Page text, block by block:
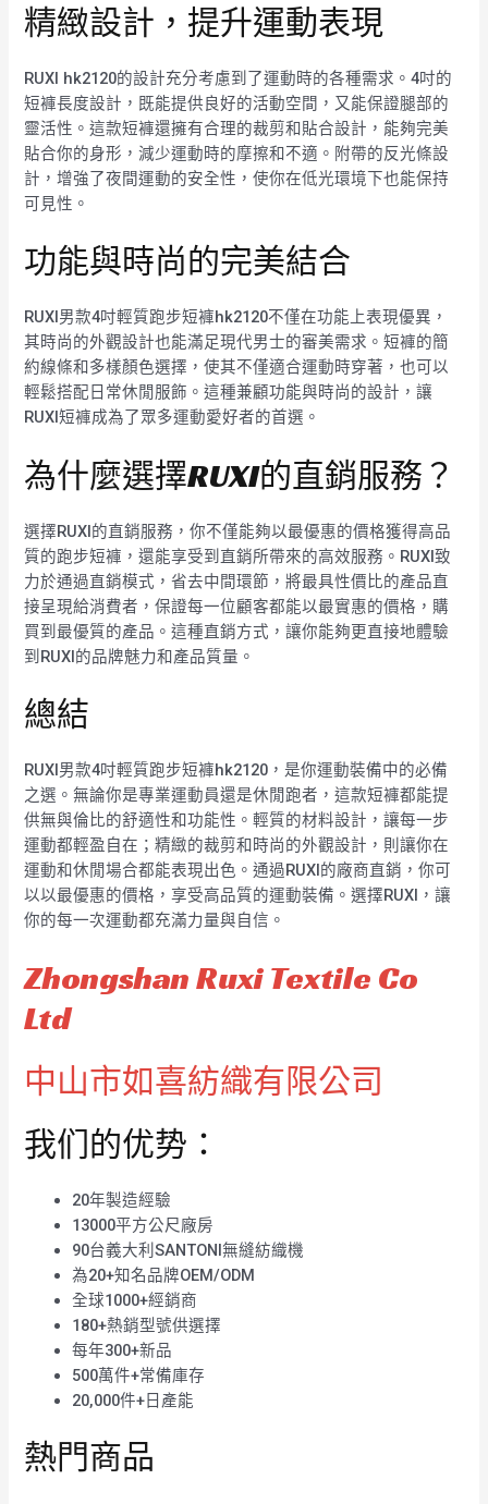
精緻設計，提升運動表現
RUXI hk2120的設計充分考慮到了運動時的各種需求。4吋的
短褲長度設計，既能提供良好的活動空間，又能保證腿部的
靈活性。這款短褲還擁有合理的裁剪和貼合設計，能夠完美
貼合你的身形，減少運動時的摩擦和不適。附帶的反光條設
計，增強了夜間運動的安全性，使你在低光環境下也能保持
可見性。
功能與時尚的完美結合
RUXI男款4吋輕質跑步短褲hk2120不僅在功能上表現優異，
其時尚的外觀設計也能滿足現代男士的審美需求。短褲的簡
約線條和多樣顏色選擇，使其不僅適合運動時穿著，也可以
輕鬆搭配日常休閒服飾。這種兼顧功能與時尚的設計，讓
RUXI短褲成為了眾多運動愛好者的首選。
為什麼選擇RUXI的直銷服務？
選擇RUXI的直銷服務，你不僅能夠以最優惠的價格獲得高品
質的跑步短褲，還能享受到直銷所帶來的高效服務。RUXI致
力於通過直銷模式，省去中間環節，將最具性價比的產品直
接呈現給消費者，保證每一位顧客都能以最實惠的價格，購
買到最優質的產品。這種直銷方式，讓你能夠更直接地體驗
到RUXI的品牌魅力和產品質量。
總結
RUXI男款4吋輕質跑步短褲hk2120，是你運動裝備中的必備
之選。無論你是專業運動員還是休閒跑者，這款短褲都能提
供無與倫比的舒適性和功能性。輕質的材料設計，讓每一步
運動都輕盈自在；精緻的裁剪和時尚的外觀設計，則讓你在
運動和休閒場合都能表現出色。通過RUXI的廠商直銷，你可
以以最優惠的價格，享受高品質的運動裝備。選擇RUXI，讓
你的每一次運動都充滿力量與自信。
Zhongshan Ruxi Textile Co
Ltd
中山市如喜紡織有限公司
我们的优势：
20年製造經驗
13000平方公尺廠房
90台義大利SANTONI無縫紡織機
為20+知名品牌OEM/ODM
全球1000+經銷商
180+熱銷型號供選擇
每年300+新品
500萬件+常備庫存
20,000件+日產能
熱門商品